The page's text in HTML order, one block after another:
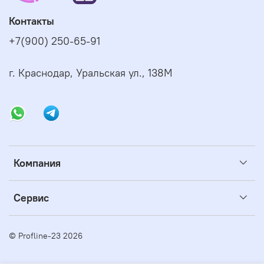
Компания
Сервис
Контакты
+7(900) 250-65-91
г. Краснодар, Уральская ул., 138М
© Profline-23 2026